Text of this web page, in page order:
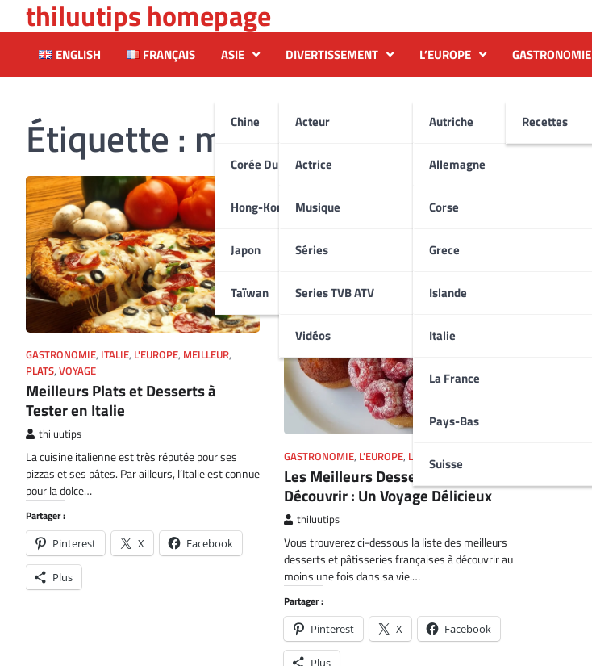
to
content
thiluutips homepage
ENGLISH FRANÇAIS ASIE
Chine
Corée Du Sud
Hong-Kong
Japon
Taïwan
DIVERTISSEMENT
Acteur
Actrice
Musique
Séries
Series TVB ATV
Vidéos
L’EUROPE
Autriche
Allemagne
Corse
Grece
Islande
Italie
La France
Pays-Bas
Suisse
GASTRONOMIE
Recettes
Étiquette : meilleursdesserts
GASTRONOMIE, ITALIE, L'EUROPE, MEILLEUR,
PLATS, VOYAGE
Meilleurs Plats et Desserts à
Tester en Italie
thiluutips
La cuisine italienne est très réputée pour ses
pizzas et ses pâtes. Par ailleurs, l’Italie est connue
pour la dolce…
Partager :
Pinterest X Facebook
Plus
GASTRONOMIE, L'EUROPE, LA FRANCE
Les Meilleurs Desserts Français à
Découvrir : Un Voyage Délicieux
thiluutips
Vous trouverez ci-dessous la liste des meilleurs
desserts et pâtisseries françaises à découvrir au
moins une fois dans sa vie.…
Partager :
Pinterest X Facebook
Plus